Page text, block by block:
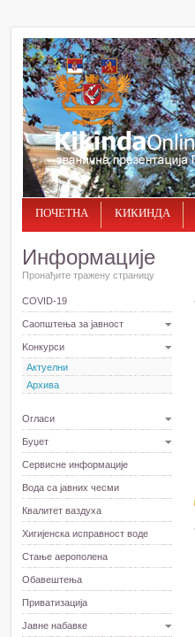
ПОЧЕТНА КИКИНДА
Информације
Пронађите тражену страницу
COVID-19
Саопштења за јавност
Kонкурси
Актуелни
Архива
Огласи
Буџет
Сервисне информације
Вода са јавних чесми
Квалитет ваздуха
Хигијенска исправност воде
Стање аерополена
Обавештења
Приватизација
Јавне набавке